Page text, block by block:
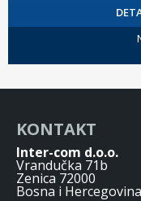
KONTAKT
Inter-com d.o.o.
Vrandučka 71b
Zenica 72000
Bosna i Hercegovina